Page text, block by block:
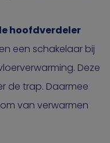
hoofdverdeler
een schakelaar bij
Deze
de trap. Daarmee
van verwarmen